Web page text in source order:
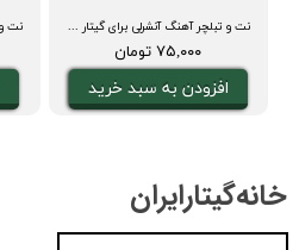
نت و تبلچر آهنگ آنشرلی برای گیتار Careless Whispers + آکورد
۷۵,۰۰۰ تومان
افزودن به سبد خرید
خانه‌گیتار‌ایران